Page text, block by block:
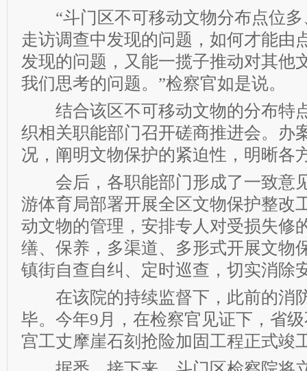
“斗门区不可移动文物分布点位多
走访调查中发现的问题，如何才能由
发现的问题，又能一揽子推动对其他
我们思考的问题。”检察官如是说。
结合该区不可移动文物的分布特
织相关职能部门召开磋商推进会。办
况，阐明文物保护的紧迫性，明晰各
会后，各职能部门形成了一致意
游体育局部署开展全区文物保护整改
动文物的管理，安排专人对受损失修
缮、保养，多渠道、多形式开展文物
镇街自查自纠、定时巡查，切实消除
在该院的持续监督下，此前的消
毕。今年9月，在检察官见证下，省
宫工丈摩崖石刻抢险加固工程正式竣